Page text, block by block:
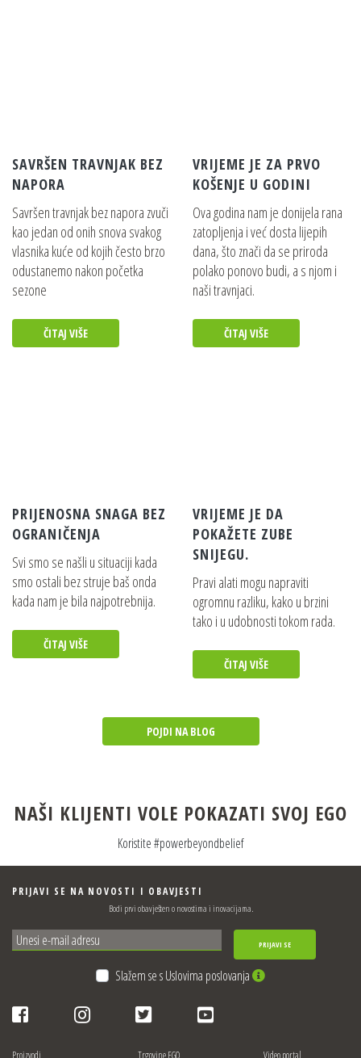
SAVRŠEN TRAVNJAK BEZ
NAPORA
Savršen travnjak bez napora zvuči
kao jedan od onih snova svakog
vlasnika kuće od kojih često brzo
odustanemo nakon početka
sezone
ČITAJ VIŠE
VRIJEME JE ZA PRVO
KOŠENJE U GODINI
Ova godina nam je donijela rana
zatopljenja i već dosta lijepih
dana, što znači da se priroda
polako ponovo budi, a s njom i
naši travnjaci.
ČITAJ VIŠE
PRIJENOSNA SNAGA BEZ
OGRANIČENJA
Svi smo se našli u situaciji kada
smo ostali bez struje baš onda
kada nam je bila najpotrebnija.
ČITAJ VIŠE
VRIJEME JE DA
POKAŽETE ZUBE
SNIJEGU.
Pravi alati mogu napraviti
ogromnu razliku, kako u brzini
tako i u udobnosti tokom rada.
ČITAJ VIŠE
POJDI NA BLOG
NAŠI KLIJENTI VOLE POKAZATI SVOJ EGO
Koristite #powerbeyondbelief
PRIJAVI SE NA NOVOSTI I OBAVJESTI
Bodi prvi obavješten o novostima i inovacijama.
PRIJAVI SE
Slažem se s Uslovima poslovanja
Proizvodi Trgovine EGO Video portal